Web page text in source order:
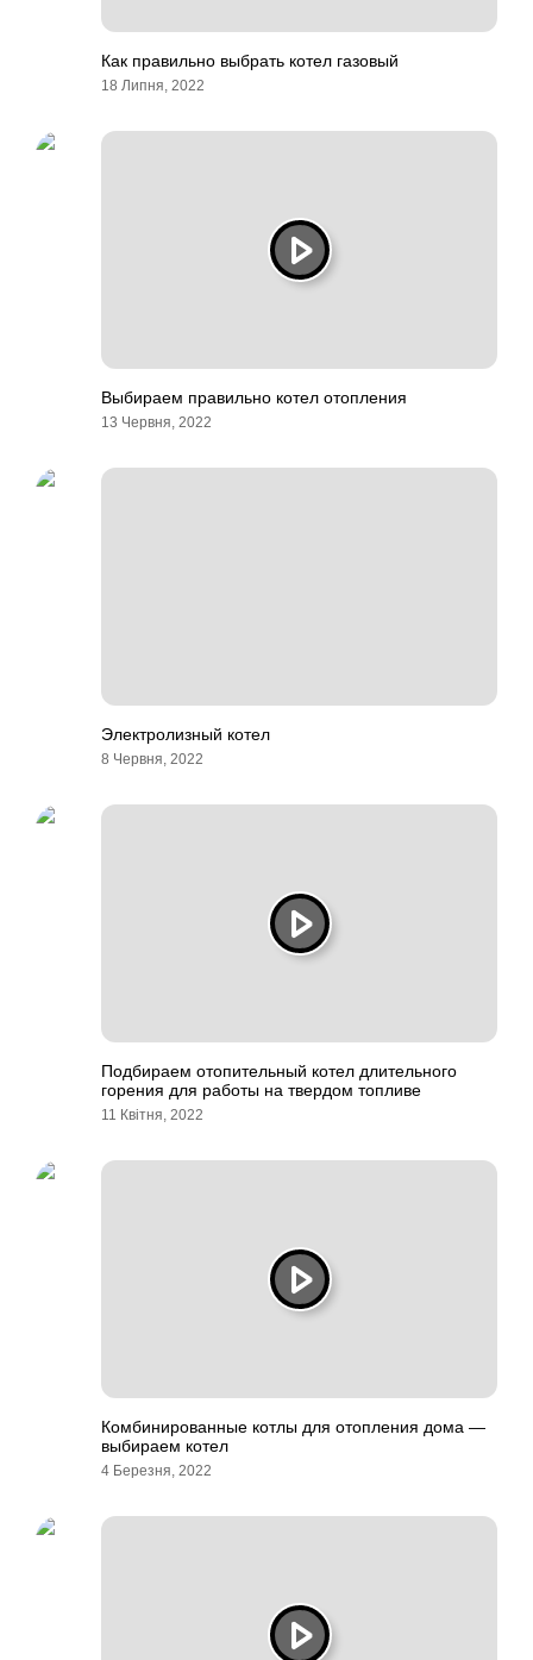
Как правильно выбрать котел газовый
18 Липня, 2022
Выбираем правильно котел отопления
13 Червня, 2022
Электролизный котел
8 Червня, 2022
Подбираем отопительный котел длительного
горения для работы на твердом топливе
11 Квітня, 2022
Комбинированные котлы для отопления дома —
выбираем котел
4 Березня, 2022